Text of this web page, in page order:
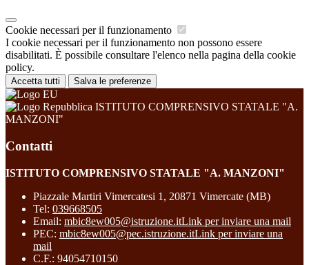
Cookie necessari per il funzionamento
I cookie necessari per il funzionamento non possono essere
disabilitati. È possibile consultare l'elenco nella pagina della cookie
policy.
Accetta tutti Salva le preferenze
ISTITUTO COMPRENSIVO STATALE "A.
MANZONI"
Contatti
ISTITUTO COMPRENSIVO STATALE "A. MANZONI"
Piazzale Martiri Vimercatesi 1, 20871 Vimercate (MB)
Tel: 039668505
Email: mbic8ew005@istruzione.itLink per inviare una mail
PEC: mbic8ew005@pec.istruzione.itLink per inviare una
mail
C.F.: 94054710150